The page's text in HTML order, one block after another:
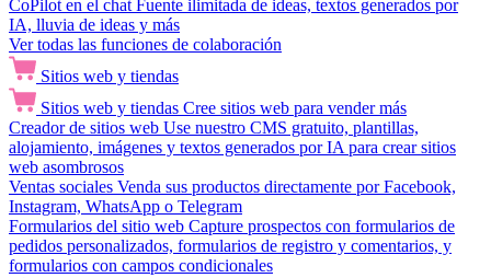
CoPilot en el chat Fuente ilimitada de ideas, textos generados por
IA, lluvia de ideas y más
Ver todas las funciones de colaboración
Sitios web y tiendas
Sitios web y tiendas Cree sitios web para vender más
Creador de sitios web Use nuestro CMS gratuito, plantillas,
alojamiento, imágenes y textos generados por IA para crear sitios
web asombrosos
Ventas sociales Venda sus productos directamente por Facebook,
Instagram, WhatsApp o Telegram
Formularios del sitio web Capture prospectos con formularios de
pedidos personalizados, formularios de registro y comentarios, y
formularios con campos condicionales